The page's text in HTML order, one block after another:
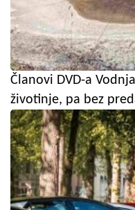
Članovi DVD-a
životinje, pa bez